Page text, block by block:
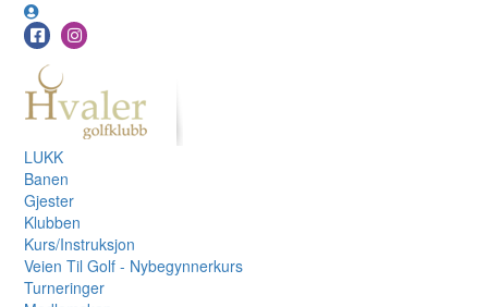
LUKK
Banen
Gjester
Klubben
Kurs/Instruksjon
Veien Til Golf - Nybegynnerkurs
Turneringer